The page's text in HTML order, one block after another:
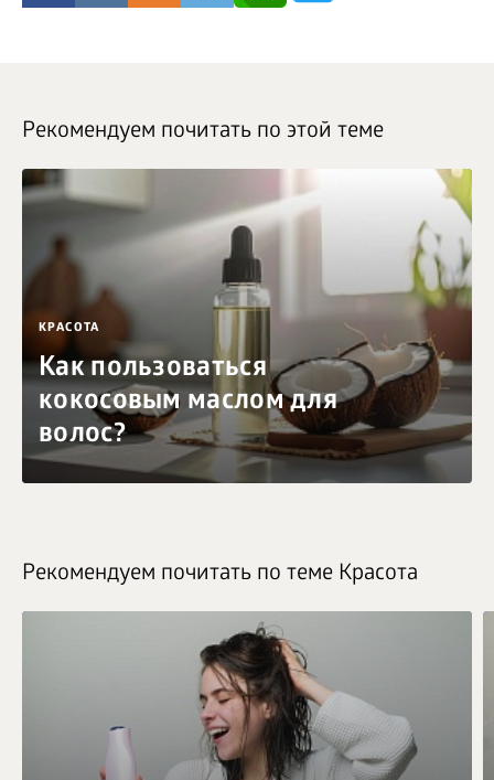
Рекомендуем почитать по этой теме
КРАСОТА
Как пользоваться
кокосовым маслом для
волос?
Рекомендуем почитать по теме Красота